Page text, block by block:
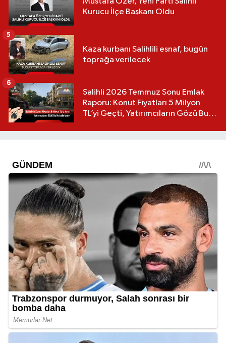
Kurucu İlçe Başkanı Oldu
Kaza kurbanı Salihlili esnaf, bugün
toprağa verilecek
5
Salihli 2026 Temmuz Sonu Emlak
Raporu: Konut Fiyatları 5 Milyon
TL’yi Geçti, Yatırımcıların Gözü Bu
6